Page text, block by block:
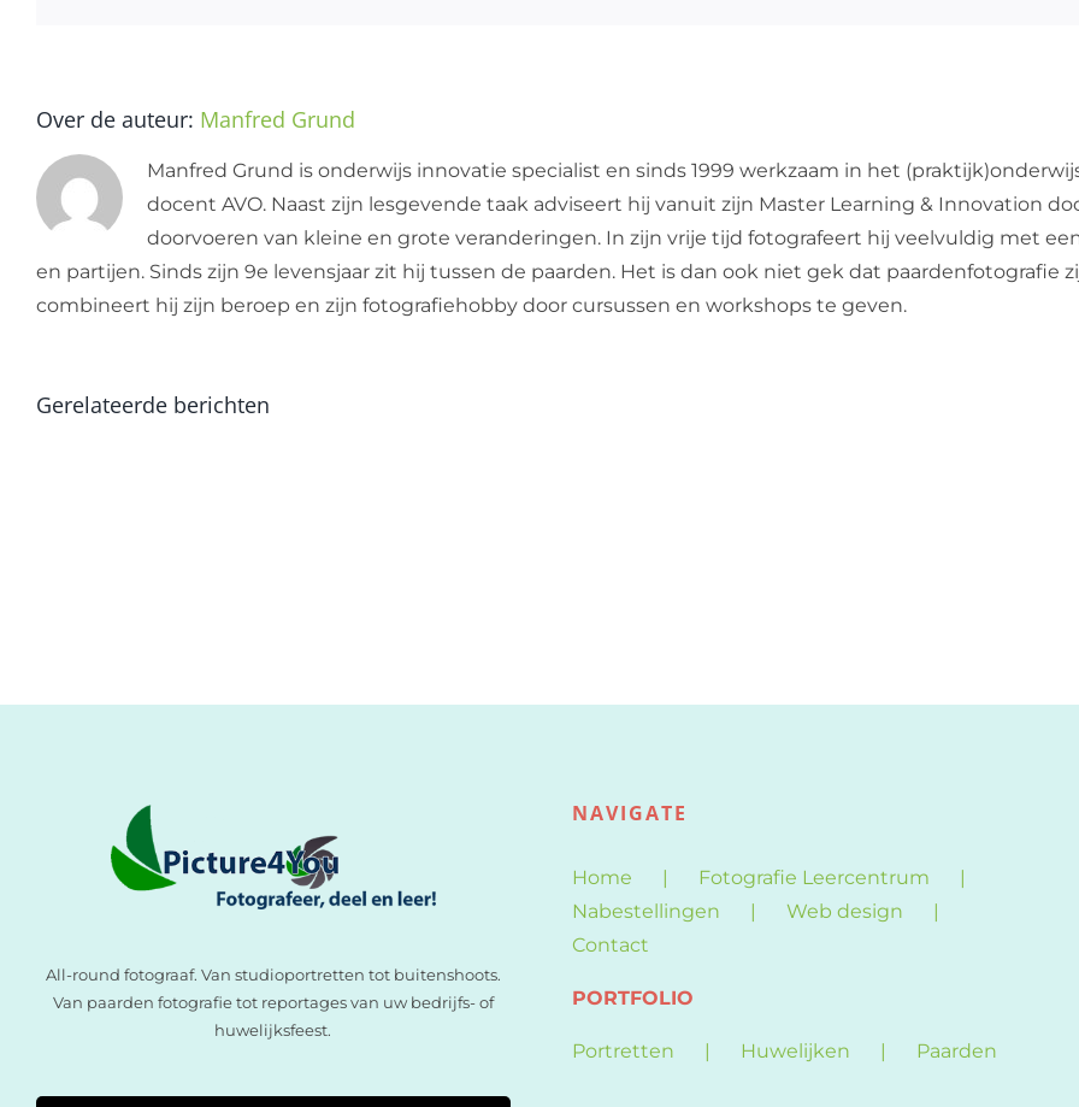
Over de auteur: Manfred Grund
Manfred Grund is onderwijs innovatie specialist en sinds 1999 werkzaam in het
docent AVO. Naast zijn lesgevende taak adviseert hij vanuit zijn Master Learning & Innovation
doorvoeren van kleine en grote veranderingen. In zijn vrije tijd fotografeert hij veelvuldig met
en partijen. Sinds zijn 9e levensjaar zit hij tussen de paarden. Het is dan ook niet gek dat paardenfotografie
combineert hij zijn beroep en zijn fotografiehobby door cursussen en workshops te geven.
Gerelateerde berichten
All-round fotograaf. Van studioportretten tot buitenshoots.
Van paarden fotografie tot reportages van uw bedrijfs- of
huwelijksfeest.
NAVIGATE
Home
Fotografie Leercentrum
Nabestellingen
Web design
Contact
PORTFOLIO
Portretten Huwelijken Paarden